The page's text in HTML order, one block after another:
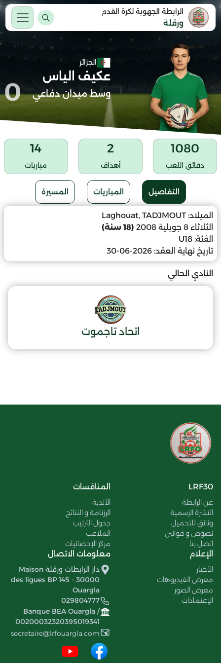
الرابطة الجهوية لكرة القدم
ورقلة
الجزائر
عكيف الياس
وسط ميدان دفاعي 0
1080
دقائق اللعب
2
أهداف
14
مباريات
التفاصيل المباريات المسيرة
الميلاد: Laghouat, TADJMOUT
الثلاثاء 8 جويلية 2008
(18 سنة)
الفئة: U18
تاريخ نهاية العقد: 2026-06-30
النادي الحالي
اتحاد تاجموت
LRF30
عن الرابطة
النشرة الرسمية
وثائق للتحميل
نصوص و قوانين
اتصل بنا
المنافسات
الأندية
الرزنامة و النتائج
جدول الترتيب
الملاعب
مركز الإحصائيات
الإعلام
الأخبار
معرض الفيديوهات
معرض الصور
الإعتمادات
معلومات الاتصال
دار الرابطات ورقلة Maison
des ligues BP 145 - 30000
Ouargla
029804777
Banque BEA Ouargla /
00200032320395019341
secretaire@lrfouargla.com